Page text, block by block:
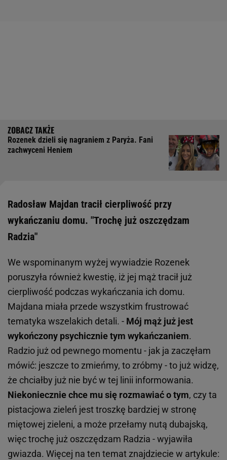
Rozenek dzieli się nagraniem z Paryża. Fani
zachwyceni Heniem
Radosław Majdan tracił cierpliwość przy
wykańczaniu domu. "Trochę już oszczędzam
Radzia"
We wspominanym wyżej wywiadzie Rozenek
poruszyła również kwestię, iż jej mąż tracił już
cierpliwość podczas wykańczania ich domu.
Majdana miała przede wszystkim frustrować
tematyka wszelakich detali. - Mój mąż już jest
wykończony psychicznie tym wykańczaniem.
Radzio już od pewnego momentu - jak ja zaczęłam
mówić: jeszcze to zmieńmy, to zróbmy - to już widzę,
że chciałby już nie być w tej linii informowania.
Niekoniecznie chce mu się rozmawiać o tym, czy ta
pistacjowa zieleń jest troszkę bardziej w stronę
miętowej zieleni, a może przełamy nutą dubajską,
więc trochę już oszczędzam Radzia - wyjawiła
gwiazda. Więcej na ten temat znajdziecie w artykule: